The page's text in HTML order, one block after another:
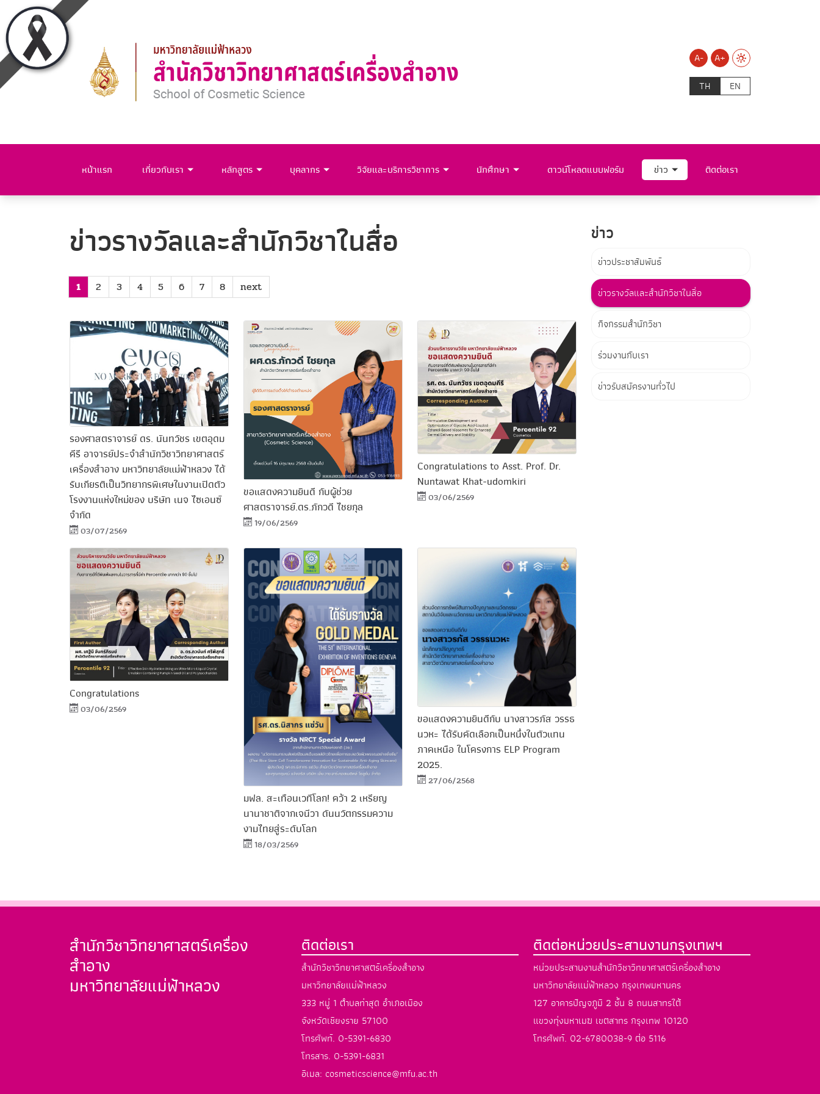
A-
A+
TH
EN
หน้าแรก เกี่ยวกับเรา หลักสูตร บุคลากร วิจัยและบริการวิชาการ นักศึกษา ดาวน์โหลดแบบฟอร์ม ข่าว ติดต่อเรา
ข่าวรางวัลและสำนักวิชาในสื่อ
1 2 3 4 5 6 7 8 next
รองศาสตราจารย์ ดร. นันทวัชร เขตอุดม
คีรี อาจารย์ประจำสำนักวิชาวิทยาศาสตร์
เครื่องสำอาง มหาวิทยาลัยแม่ฟ้าหลวง ได้
รับเกียรติเป็นวิทยากรพิเศษในงานเปิดตัว
โรงงานแห่งใหม่ของ บริษัท เนจ ไซเอนซ์
จำกัด
03/07/2569
ขอแสดงความยินดี กับผู้ช่วย
ศาสตราจารย์.ดร.ภักวดี ไชยกุล
19/06/2569
Congratulations to Asst. Prof. Dr.
Nuntawat Khat-udomkiri
03/06/2569
Congratulations
03/06/2569
มฟล. สะเทือนเวทีโลก! คว้า 2 เหรียญ
นานาชาติจากเจนีวา ดันนวัตกรรมความ
งามไทยสู่ระดับโลก
18/03/2569
ขอแสดงความยินดีกับ นางสาวรภัส วรรธ
นวหะ ได้รับคัดเลือกเป็นหนึ่งในตัวแทน
ภาคเหนือ ในโครงการ ELP Program
2025.
27/06/2568
ข่าว
ข่าวประชาสัมพันธ์
ข่าวรางวัลและสำนักวิชาในสื่อ
กิจกรรมสำนักวิชา
ร่วมงานกับเรา
ข่าวรับสมัครงานทั่วไป
สำนักวิชาวิทยาศาสตร์เครื่อง
สำอาง
มหาวิทยาลัยแม่ฟ้าหลวง
ติดต่อเรา
สำนักวิชาวิทยาศาสตร์เครื่องสำอาง
มหาวิทยาลัยแม่ฟ้าหลวง
333 หมู่ 1 ตำบลท่าสุด อำเภอเมือง
จังหวัดเชียงราย 57100
โทรศัพท์. 0-5391-6830
โทรสาร. 0-5391-6831
อีเมล: cosmeticscience@mfu.ac.th
ติดต่อหน่วยประสานงานกรุงเทพฯ
หน่วยประสานงานสำนักวิชาวิทยาศาสตร์เครื่องสำอาง
มหาวิทยาลัยแม่ฟ้าหลวง กรุงเทพมหานคร
127 อาคารปัญจภูมิ 2 ชั้น 8 ถนนสาทรใต้
แขวงทุ่งมหาเมฆ เขตสาทร กรุงเทพ 10120
โทรศัพท์. 02-6780038-9 ต่อ 5116